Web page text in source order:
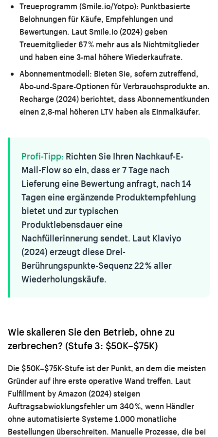
Treueprogramm (Smile.io/Yotpo): Punktbasierte
Belohnungen für Käufe, Empfehlungen und
Bewertungen. Laut Smile.io (2024) geben
Treuemitglieder 67 % mehr aus als Nichtmitglieder
und haben eine 3-mal höhere Wiederkaufrate.
Abonnementmodell: Bieten Sie, sofern zutreffend,
Abo-und-Spare-Optionen für Verbrauchsprodukte an.
Recharge (2024) berichtet, dass Abonnementkunden
einen 2,8-mal höheren LTV haben als Einmalkäufer.
Profi-Tipp: Richten Sie Ihren Nachkauf-E-
Mail-Flow so ein, dass er 7 Tage nach
Lieferung eine Bewertung anfragt, nach 14
Tagen eine ergänzende Produktempfehlung
bietet und zur typischen
Produktlebensdauer eine
Nachfüllerinnerung sendet. Laut Klaviyo
(2024) erzeugt diese Drei-
Berührungspunkte-Sequenz 22 % aller
Wiederholungskäufe.
Wie skalieren Sie den Betrieb, ohne zu
zerbrechen? (Stufe 3: $50K–$75K)
Die $50K–$75K-Stufe ist der Punkt, an dem die meisten
Gründer auf ihre erste operative Wand treffen. Laut
Fulfillment by Amazon (2024) steigen
Auftragsabwicklungsfehler um 340 %, wenn Händler
ohne automatisierte Systeme 1.000 monatliche
Bestellungen überschreiten. Manuelle Prozesse, die bei